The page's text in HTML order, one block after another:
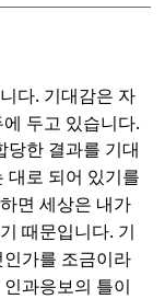
다. 기대감은 자
두고 있습니다.
당한 결과를 기대
대로 되어 있기를
면 세상은 내가
때문입니다. 기
가를 조금이라
과응보의 틀이
5
5